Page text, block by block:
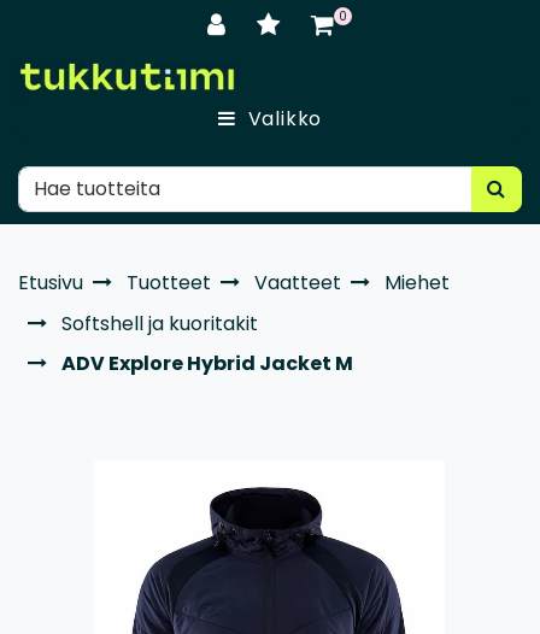
0
Valikko
Etusivu Tuotteet Vaatteet
Miehet
Softshell ja kuoritakit
ADV Explore Hybrid Jacket M